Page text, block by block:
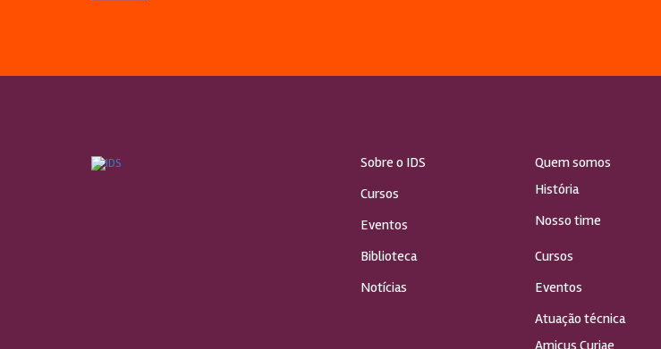
Sobre o IDS
Cursos
Eventos
Biblioteca
Notícias
Quem somos
História
Nosso time
Cursos
Eventos
Atuação técnica
Amicus Curiae